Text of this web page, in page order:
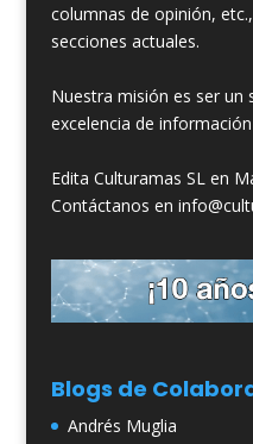
columnas de opinión,
secciones actuales.
Nuestra misión es ser un
excelencia de
Edita Culturamas SL en
Contáctanos en
Blogs de
Andrés Muglia